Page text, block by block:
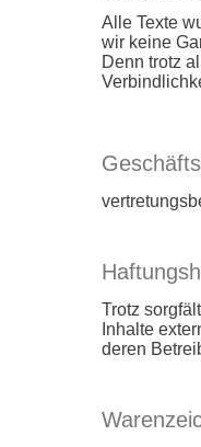
Alle Texte
wir keine
Denn trotz
Trotz
Inhalte
deren